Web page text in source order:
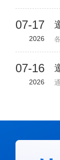
07-17
2026
07-16
2026